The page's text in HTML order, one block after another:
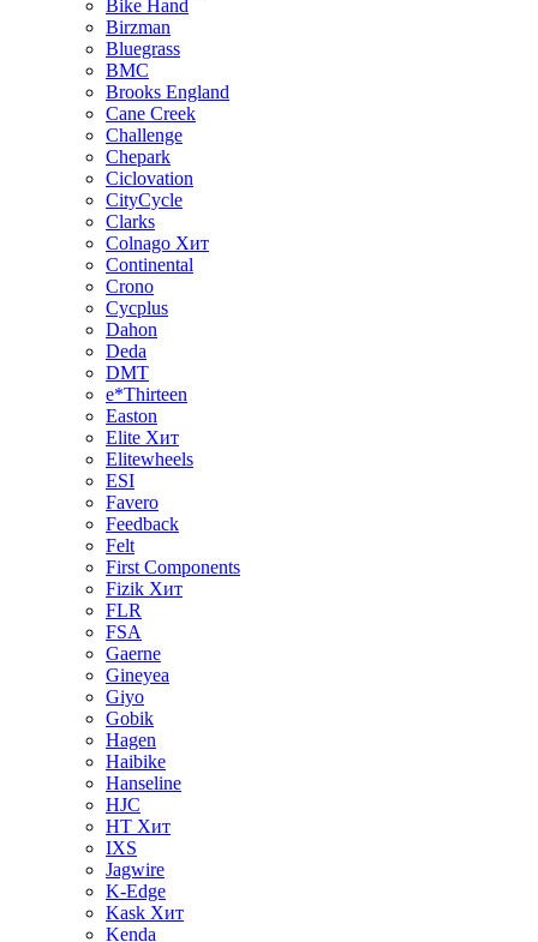
Bike Hand
Birzman
Bluegrass
BMC
Brooks England
Cane Creek
Challenge
Chepark
Ciclovation
CityCycle
Clarks
Colnago Хит
Continental
Crono
Cycplus
Dahon
Deda
DMT
e*Thirteen
Easton
Elite Хит
Elitewheels
ESI
Favero
Feedback
Felt
First Components
Fizik Хит
FLR
FSA
Gaerne
Gineyea
Giyo
Gobik
Hagen
Haibike
Hanseline
HJC
HT Хит
IXS
Jagwire
K-Edge
Kask Хит
Kenda